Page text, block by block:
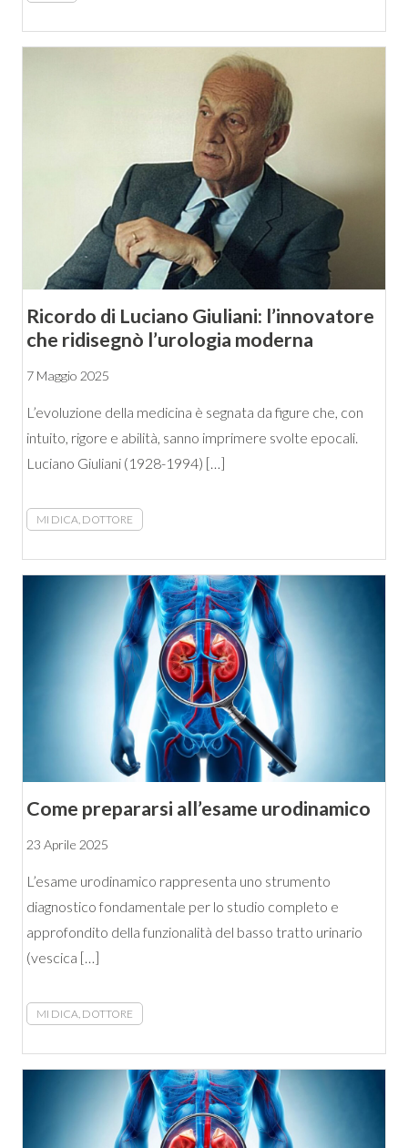
Ricordo di Luciano Giuliani: l’innovatore
che ridisegnò l’urologia moderna
7 Maggio 2025
L’evoluzione della medicina è segnata da figure che, con
intuito, rigore e abilità, sanno imprimere svolte epocali.
Luciano Giuliani (1928-1994) […]
MI DICA, DOTTORE
Come prepararsi all’esame urodinamico
23 Aprile 2025
L’esame urodinamico rappresenta uno strumento
diagnostico fondamentale per lo studio completo e
approfondito della funzionalità del basso tratto urinario
(vescica […]
MI DICA, DOTTORE